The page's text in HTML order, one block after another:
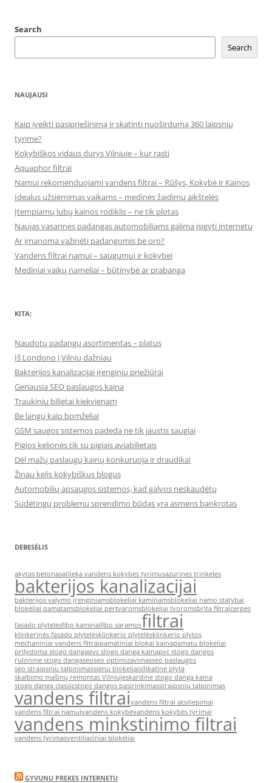
Search
Search
NAUJAUSI
Kaip įveikti pasipriešinimą ir skatinti nuoširdumą 360 laipsnių
tyrime?
Kokybiškos vidaus durys Vilniuje – kur rasti
Aquaphor filtrai
Namui rekomenduojami vandens filtrai – Rūšys, Kokybė ir Kainos
Idealus užsiėmimas vaikams – medinės žaidimų aikštelės
Įtempiamų lubų kainos rodiklis – ne tik plotas
Naujas vasarines padangas automobiliams galima įsigyti internetu
Ar įmanoma važinėti padangomis be oro?
Vandens filtrai namui – saugumui ir kokybei
Mediniai vaikų nameliai – būtinybė ar prabanga
KITA:
Naudotų padangų asortimentas – platus
Iš Londono į Vilnių dažniau
Bakterijos kanalizacijai įrenginių priežiūrai
Geriausia SEO paslaugos kaina
Traukiniu bilietai kiekvienam
Be langų kaip bomželiai
GSM saugos sistemos padeda ne tik jaustis saugiai
Pigios kelionės tik su pigiais aviabilietais
Dėl mažų paslaugų kainų konkuruoja ir draudikai
Žinau kelis kokybiškus blogus
Automobilių apsaugos sistemos, kad galvos neskaudėtų
Sudėtingų problemų sprendimo būdas yra asmens bankrotas
DEBESĖLIS
akytas betonasatlieka vandens kokybes tyrimusazurines trinkeles
bakterijos kanalizacijai
bakterijos valymo įrenginiamsblokeliai kaminamsblokeliai namo statybai
blokeliai pamatamsblokeliai pertvaromsblokeliai tvoromsbrita filtraicerpes
fasado plytelesfibo kaminaifibo saramosfiltrai
klinkerinės fasado plytelėsklinkerio plytelėsklinkerio plytos
mechaniniai vandens filtraipamatiniai blokai kainapamatu blokeliai
prilydoma stogo dangapvc stogo danga kainapvc stogo dangos
rulonine stogo dangaseoseo optimizavimasseo paslaugos
seo straipsniu talpinimassienu blokeliaisilikatine plyta
skalbimo mašinų remontas Vilniujeskardine stogo danga kaina
stogo danga classicstogo dangos pasirinkimasstraipsniu talpinimas
vandens filtraivandens filtrai atsiliepimai
vandens filtrai namuivandens kokybėvandens kokybės tyrimai
vandens minkstinimo filtrai
vandens tyrimasventiliaciniai blokeliai
GYVUNU PREKES INTERNETU